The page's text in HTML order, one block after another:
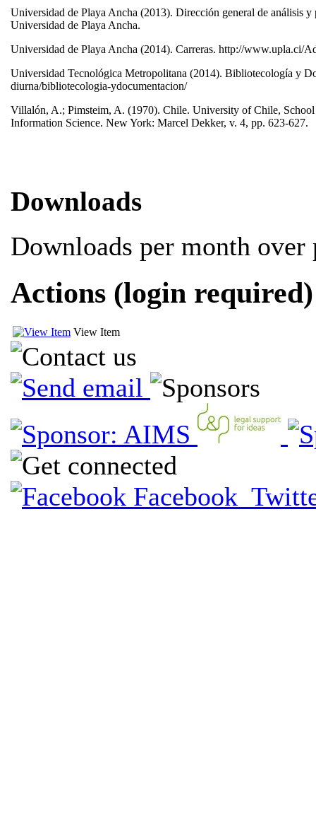
Universidad de Playa Ancha (2013). Dirección general de análisis
Universidad de Playa Ancha.
Universidad de Playa Ancha (2014). Carreras. http://www.upla.ci/
Universidad Tecnológica Metropolitana (2014). Bibliotecología y
diurna/bibliotecologia-ydocumentacion/
Villalón, A.; Pimsteim, A. (1970). Chile. University of Chile,
Information Science. New York: Marcel Dekker, v. 4, pp. 623-627.
Downloads
Downloads per month over
Actions (login required)
View Item
Facebook